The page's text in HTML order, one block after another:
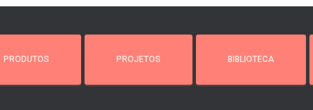
PRODUTOS PROJETOS BIBLIOTECA